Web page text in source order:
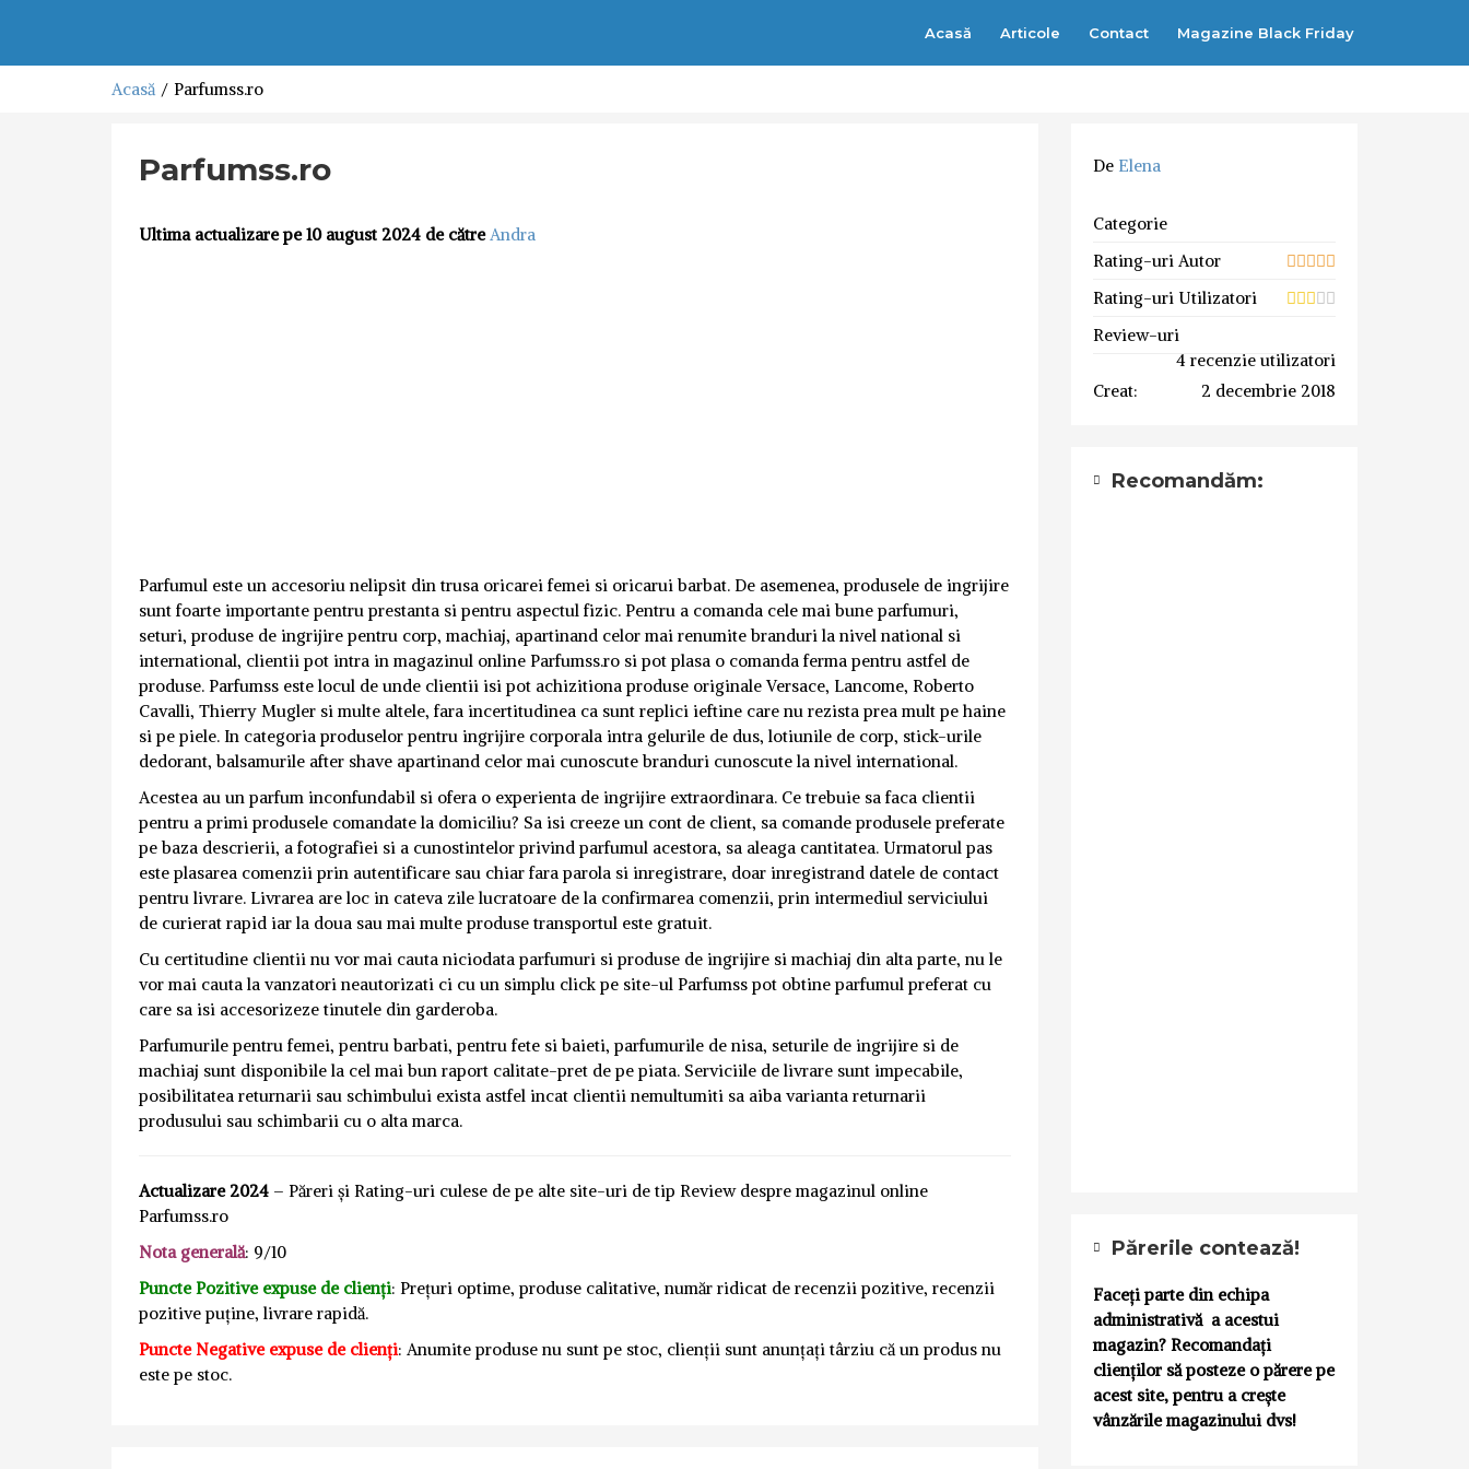
Acasă Articole Contact Magazine Black Friday
Acasă Parfumss.ro
Parfumss.ro
Ultima actualizare pe 10 august 2024 de către Andra
Parfumul este un accesoriu nelipsit din trusa oricarei femei si oricarui barbat. De asemenea, produsele de ingrijire
sunt foarte importante pentru prestanta si pentru aspectul fizic. Pentru a comanda cele mai bune parfumuri,
seturi, produse de ingrijire pentru corp, machiaj, apartinand celor mai renumite branduri la nivel national si
international, clientii pot intra in magazinul online Parfumss.ro si pot plasa o comanda ferma pentru astfel de
produse. Parfumss este locul de unde clientii isi pot achizitiona produse originale Versace, Lancome, Roberto
Cavalli, Thierry Mugler si multe altele, fara incertitudinea ca sunt replici ieftine care nu rezista prea mult pe haine
si pe piele. In categoria produselor pentru ingrijire corporala intra gelurile de dus, lotiunile de corp, stick-urile
dedorant, balsamurile after shave apartinand celor mai cunoscute branduri cunoscute la nivel international.
Acestea au un parfum inconfundabil si ofera o experienta de ingrijire extraordinara. Ce trebuie sa faca clientii
pentru a primi produsele comandate la domiciliu? Sa isi creeze un cont de client, sa comande produsele preferate
pe baza descrierii, a fotografiei si a cunostintelor privind parfumul acestora, sa aleaga cantitatea. Urmatorul pas
este plasarea comenzii prin autentificare sau chiar fara parola si inregistrare, doar inregistrand datele de contact
pentru livrare. Livrarea are loc in cateva zile lucratoare de la confirmarea comenzii, prin intermediul serviciului
de curierat rapid iar la doua sau mai multe produse transportul este gratuit.
Cu certitudine clientii nu vor mai cauta niciodata parfumuri si produse de ingrijire si machiaj din alta parte, nu le
vor mai cauta la vanzatori neautorizati ci cu un simplu click pe site-ul Parfumss pot obtine parfumul preferat cu
care sa isi accesorizeze tinutele din garderoba.
Parfumurile pentru femei, pentru barbati, pentru fete si baieti, parfumurile de nisa, seturile de ingrijire si de
machiaj sunt disponibile la cel mai bun raport calitate-pret de pe piata. Serviciile de livrare sunt impecabile,
posibilitatea returnarii sau schimbului exista astfel incat clientii nemultumiti sa aiba varianta returnarii
produsului sau schimbarii cu o alta marca.
Actualizare 2024 – Păreri și Rating-uri culese de pe alte site-uri de tip Review despre magazinul online
Parfumss.ro
Nota generală: 9/10
Puncte Pozitive expuse de clienți: Prețuri optime, produse calitative, număr ridicat de recenzii pozitive, recenzii
pozitive puține, livrare rapidă.
Puncte Negative expuse de clienți: Anumite produse nu sunt pe stoc, clienții sunt anunțați târziu că un produs nu
este pe stoc.
De Elena
Categorie
Rating-uri Autor
Rating-uri Utilizatori
Review-uri
4 recenzie utilizatori
Creat:
2 decembrie 2018
Recomandăm:
Părerile contează!
Faceți parte din echipa
administrativă a acestui
magazin? Recomandați
clienților să posteze o părere pe
acest site, pentru a crește
vânzările magazinului dvs!